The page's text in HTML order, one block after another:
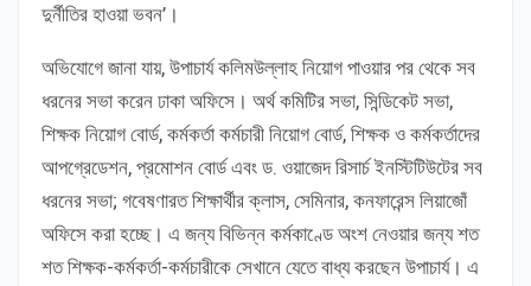
দুর্নীতির হাওয়া ভবন’।
অভিযোগে জানা যায়, উপাচার্য কলিমউল্লাহ নিয়োগ পাওয়ার পর থেকে সব
ধরনের সভা করেন ঢাকা অফিসে। অর্থ কমিটির সভা, সিন্ডিকেট সভা,
শিক্ষক নিয়োগ বোর্ড, কর্মকর্তা কর্মচারী নিয়োগ বোর্ড, শিক্ষক ও কর্মকর্তাদের
আপগ্রেডেশন, প্রমোশন বোর্ড এবং ড. ওয়াজেদ রিসার্চ ইনস্টিটিউটের সব
ধরনের সভা; গবেষণারত শিক্ষার্থীর ক্লাস, সেমিনার, কনফারেন্স লিয়াজোঁ
অফিসে করা হচ্ছে। এ জন্য বিভিন্ন কর্মকাণ্ডে অংশ নেওয়ার জন্য শত
শত শিক্ষক-কর্মকর্তা-কর্মচারীকে সেখানে যেতে বাধ্য করছেন উপাচার্য। এ